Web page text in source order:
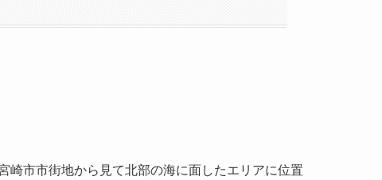
崎市市街地から見て北部の海に面したエリアに位置